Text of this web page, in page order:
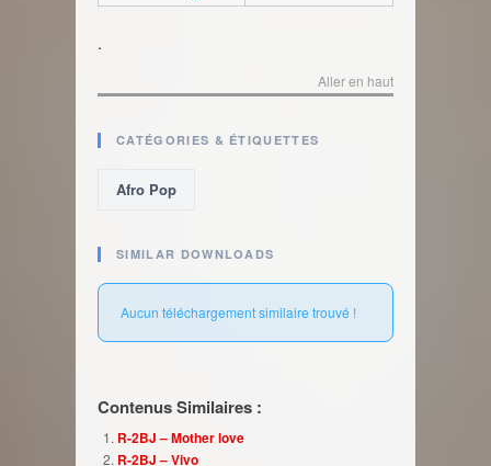
.
Aller en haut
CATÉGORIES & ÉTIQUETTES
Afro Pop
SIMILAR DOWNLOADS
Aucun téléchargement similaire trouvé !
Contenus Similaires :
R-2BJ – Mother love
R-2BJ – Vivo